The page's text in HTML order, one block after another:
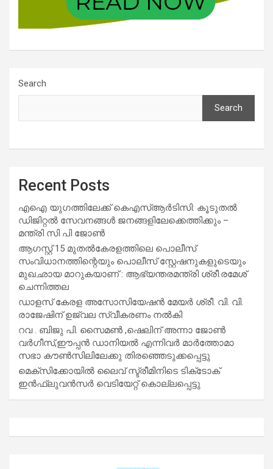
Search
Search
Recent Posts
എഐ യുഗത്തിലേക്ക് കെഎസ്ആർടിസി: കൂടുതൽ
ഡിജിറ്റൽ സേവനങ്ങൾ ജനങ്ങളിലേക്കെത്തിക്കും –
മന്ത്രി സി പി ജോൺ
ആഗസ്റ്റ് 15 മുതല്‍കേരളത്തിലെ പൊലീസ്
സംവിധാനത്തിന്റെയും പൊലീസ് സ്റ്റേഷനുകളുടെയും
മുഖഛായ മാറുകയാണ് : ആഭ്യന്തരമന്ത്രി ശ്രീ.രമേശ്
ചെന്നിത്തല
ഡാളസ് കേരള അസോസിയേഷൻ മേയർ ശ്രീ. വി. വി.
രാജേഷിന് ഉജ്വല സ്വീകരണം നൽകി
റവ . ബിജു പി. സൈമൺ ,ഷെലിന് അന്നാ ജോൺ
വർഗീസ്,ഈപ്പൻ ഡാനിയൽ എന്നിവർ മാർത്തോമാ
സഭാ കൗൺസിലിലേക്കു തിരഞ്ഞെടുക്കപ്പെട്ടു
മെക്സിക്കോയിൽ ലൈവ് സ്ട്രീമിനിടെ ടിക്‌ടോക്
ഇൻഫ്ലുവൻസർ വെടിയേറ്റ് കൊല്ലപ്പെട്ടു